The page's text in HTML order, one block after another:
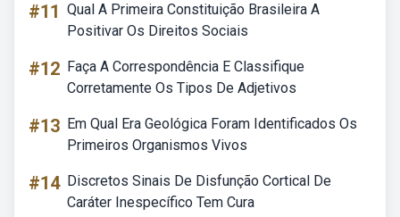
#11 Qual A Primeira Constituição Brasileira A
Positivar Os Direitos Sociais
#12 Faça A Correspondência E Classifique
Corretamente Os Tipos De Adjetivos
#13 Em Qual Era Geológica Foram Identificados Os
Primeiros Organismos Vivos
#14 Discretos Sinais De Disfunção Cortical De
Caráter Inespecífico Tem Cura